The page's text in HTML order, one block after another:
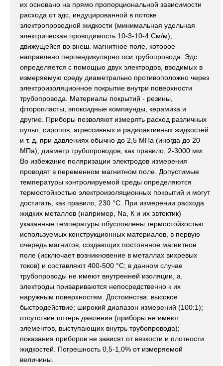
их основано на прямо пропорциональной зависимости
расхода от эдс, индуцированной в потоке
электропроводной жидкости (минимальная удельная
электрическая проводимость 10-3-10-4 См/м),
движущейся во внеш. магнитное поле, которое
направлено перпендикулярно оси трубопровода. Эдс
определяется с помощью двух электродов, вводимых в
измеряемую среду диаметрально противоположно через
электроизоляционное покрытие внутри поверхности
трубопровода. Материалы покрытий - резины,
фторопласты, эпоксидные компаунды, керамика и
другие. Приборы позволяют измерять расход различных
пульп, сиропов, агрессивных и радиоактивных жидкостей
и т. д. при давлениях обычно до 2,5 МПа (иногда до 20
МПа); диаметр трубопроводов, как правило, 2-3000 мм.
Во избежание поляризации электродов измерения
проводят в переменном магнитном поле. Допустимые
температуры контролируемой среды определяются
термостойкостью электроизоляционных покрытий и могут
достигать, как правило, 230 °С. При измерении расхода
жидких металлов (например, Na, К и их эвтектик)
указанные температуры обусловлены термостойкостью
используемых конструкционных материалов, в первую
очередь магнитов, создающих постоянное магнитное
поле (исключает возникновение в металлах вихревых
токов) и составляют 400-500 °С; в данном случае
трубопроводы не имеют внутренней изоляции, а.
электроды привариваются непосредственно к их
наружным поверхностям. Достоинства: высокое
быстродействие; широкий диапазон измерений (100:1);
отсутствие потерь давления (приборы не имеют
элементов, выступающих внутрь трубопровода);
показания приборов не зависят от вязкости и плотности
жидкостей. Погрешность 0,5-1,0% от измеряемой
величины.